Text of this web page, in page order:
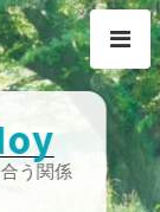
う関係